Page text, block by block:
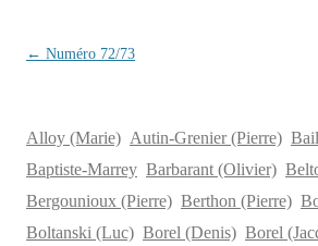
Navigation
← Numéro 72/73
Alloy (Marie) Autin-Grenier (Pierre)
Baptiste-Marrey Barbarant (Olivier)
Bergounioux (Pierre) Berthon (Pierre)
Boltanski (Luc) Borel (Denis) Borel